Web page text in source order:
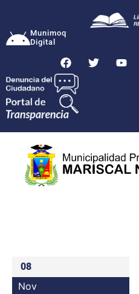
Munimoq
Digital
08
Nov